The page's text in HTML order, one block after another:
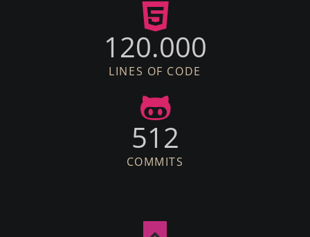
120.000
LINES OF CODE
512
COMMITS